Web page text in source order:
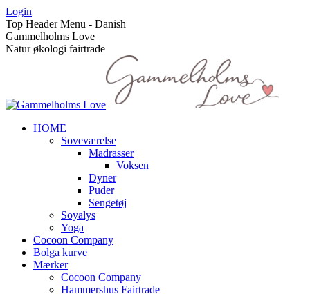
Skip
to
content
Login
Top Header Menu - Danish
Gammelholms Love
Natur økologi fairtrade
HOME
Soveværelse
Madrasser
Voksen
Dyner
Puder
Sengetøj
Soyalys
Yoga
Cocoon Company
Bolga kurve
Mærker
Cocoon Company
Hammershus Fairtrade